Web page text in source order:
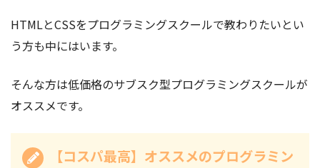
HTMLとCSSをプログラミングスクールで教わりたいとい
う方も中にはいます。
そんな方は低価格のサブスク型プログラミングスクールが
オススメです。
【コスパ最高】オススメのプログラミン